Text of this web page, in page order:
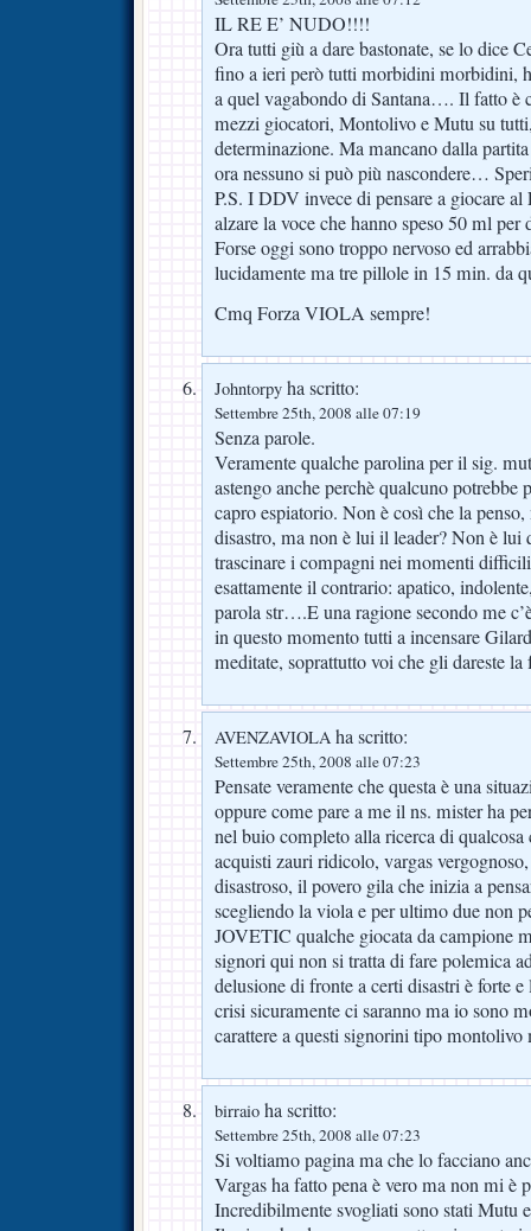
IL RE E’ NUDO!!!!
Ora tutti giù a dare bastonate, se lo dice
fino a ieri però tutti morbidini morbidini,
a quel vagabondo di Santana…. Il fatto è
mezzi giocatori, Montolivo e Mutu su
determinazione. Ma mancano dalla
ora nessuno si può più nascondere…
P.S. I DDV invece di pensare a giocare al
alzare la voce che hanno speso 50 ml per
Forse oggi sono troppo nervoso ed
lucidamente ma tre pillole in 15 min. da
Cmq Forza VIOLA sempre!
Johntorpy ha scritto:
Settembre 25th, 2008 alle 07:19
Senza parole.
Veramente qualche parolina per il sig.
astengo anche perchè qualcuno potrebbe
capro espiatorio. Non è così che la
disastro, ma non è lui il leader? Non è lui
trascinare i compagni nei momenti
esattamente il contrario: apatico,
parola str….E una ragione secondo me
in questo momento tutti a incensare
meditate, soprattutto voi che gli dareste la
AVENZAVIOLA ha scritto:
Settembre 25th, 2008 alle 07:23
Pensate veramente che questa è una
oppure come pare a me il ns. mister ha
nel buio completo alla ricerca di qualcosa
acquisti zauri ridicolo, vargas
disastroso, il povero gila che inizia a
scegliendo la viola e per ultimo due non
JOVETIC qualche giocata da campione
signori qui non si tratta di fare polemica
delusione di fronte a certi disastri è forte
crisi sicuramente ci saranno ma io sono
carattere a questi signorini tipo
birraio ha scritto:
Settembre 25th, 2008 alle 07:23
Si voltiamo pagina ma che lo facciano
Vargas ha fatto pena è vero ma non mi è
Incredibilmente svogliati sono stati Mutu